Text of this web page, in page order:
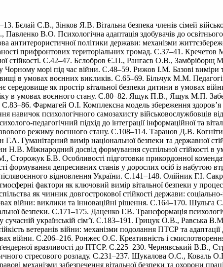
Бєлай С.В., Зінков Я.В. Вітальна безпека членів сімей
Павленко В.О. Психологічна адаптація здобувачів до
антитерористичної політики держави: механізми
прифронтових територіальних громад. С.37–41. Кречетов
стійкості. С.42–47. Бєлобров Є.П., Рангаєв О.В., Замбріборщ
морі під час війни. С.48–59. Рижов І.М. Базові виміри
в умовах воєнних викликів. С.65–69. Більчук М.М.
як простір вітальної безпеки дитини в умовах
в умовах воєнного стану. С.80–82. Ящук П.В., Ящук М.П.
С.83–86. Фармагей О.І. Комплексна модель збереження
навичок психологічного самозахисту військовослужбовців
педагогічний підхід до інтеграції інформаційної та
режиму воєнного стану. С.108–114. Таранов Д.В.
Гуманітарний вимір національної безпеки та державної
Міжнародний досвід формування суспільної стійкості в
Б.В. Особливості підготовки прикордонної
формування депресивних станів у дорослих осіб із набутою
відновлення України. С.141–148. Олійник Г.І.
фактори як ключовий вимір вітальної безпеки у
як чинник довгострокової стійкості держави: соціально-
війни: виклики та інноваційні рішення. С.164–170. Шульга
безпеки. С.171–175. Даценко Г.В. Трансформація
українській сім’ї. С.183–191. Грицук О.В., Равська
ветеранів війни: механізми подолання ПТСР та
війни. С.206–216. Ронжес О.Є. Креативність і
вразливості до ПТСР. С.225–230. Чернявський В.В.,
стресового розладу. С.231–237. Шукалова О.С., Коваль
механізми забезпечення вітальної безпеки та охорони